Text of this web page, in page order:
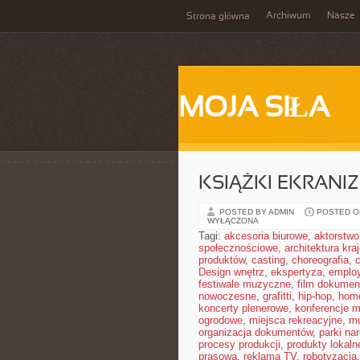
Strona główna Archiwum Nasze
MOJA SIŁA
KSIĄŻKI
POSTED BY ADMIN POSTED
WYŁĄCZONA
Tagi: akcesoria biurowe, aktorstwo
społecznościowe, architektura
produktów, casting, choreografia,
Design wnętrz, ekspertyza,
festiwale muzyczne, film
nowoczesne, grafitti, hip-hop,
koncerty plenerowe, konferencje
ogrodowe, miejsca rekreacyjne,
organizacja dokumentów, parki
procesy produkcji, produkty
prasowa, reklama TV, robotyzacja,